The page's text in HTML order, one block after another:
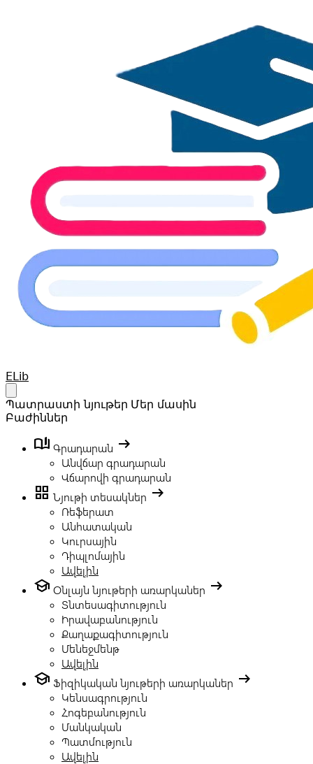
Your Company
ELib
Պատրաստի նյութեր Մեր մասին
Բաժիններ
book_ribbon Գրադարան arrow_right_alt
Անվճար գրադարան
Վճարովի գրադարան
grid_view Նյութի տեսակներ arrow_right_alt
Ռեֆերատ
Անհատական
Կուրսային
Դիպլոմային
Ավելին
school Օնլայն նյութերի առարկաներ arrow_right_alt
Տնտեսագիտություն
Իրավաբանություն
Քաղաքագիտություն
Մենեջմենթ
Ավելին
school Ֆիզիկական նյութերի առարկաներ arrow_right_alt
Կենսագրություն
Հոգեբանություն
Մանկական
Պատմություն
Ավելին